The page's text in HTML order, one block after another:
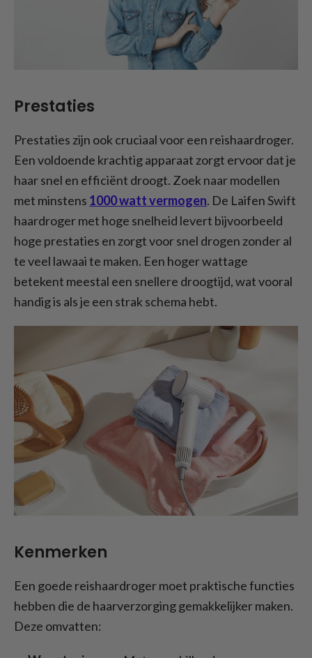
Prestaties
Prestaties zijn ook cruciaal voor een reishaardroger.
Een voldoende krachtig apparaat zorgt ervoor dat je
haar snel en efficiënt droogt. Zoek naar modellen
met minstens 1000 watt vermogen. De Laifen Swift
haardroger met hoge snelheid levert bijvoorbeeld
hoge prestaties en zorgt voor snel drogen zonder al
te veel lawaai te maken. Een hoger wattage
betekent meestal een snellere droogtijd, wat vooral
handig is als je een strak schema hebt.
Kenmerken
Een goede reishaardroger moet praktische functies
hebben die de haarverzorging gemakkelijker maken.
Deze omvatten: